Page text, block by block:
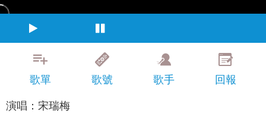
歌單 歌號 歌手
回報
演唱：宋瑞梅